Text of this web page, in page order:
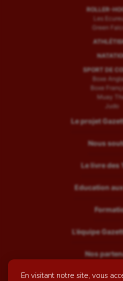
En visitant notre site, vous
ROLLER-
Les
Green
SPORT DE
Boxe
Boxe
Muay
Judo
Le projet
Nous
Le livre des
Education
L’équipe
Nos